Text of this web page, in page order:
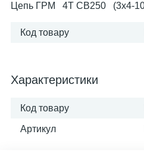
Цепь ГРМ 4T CB250 (3x4-
Код товару
Характеристики
Код товару
Артикул